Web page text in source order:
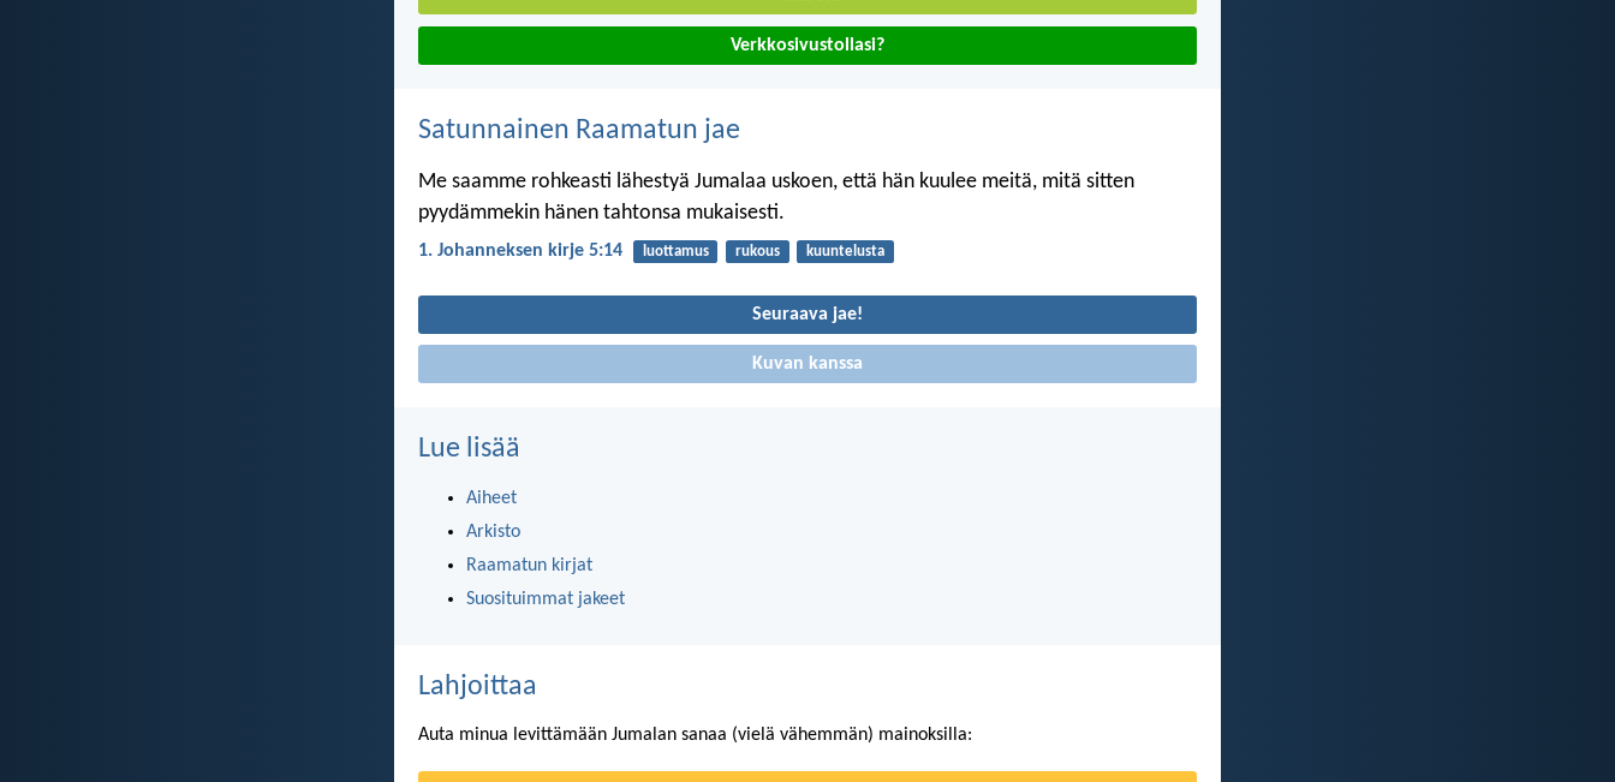
Verkkosivustollasi?
Satunnainen Raamatun jae
Me saamme rohkeasti lähestyä Jumalaa uskoen, että hän kuulee meitä, mitä sitten
pyydämmekin hänen tahtonsa mukaisesti.
1. Johanneksen kirje 5:14 luottamus rukous kuuntelusta
Seuraava jae!
Kuvan kanssa
Lue lisää
Aiheet
Arkisto
Raamatun kirjat
Suosituimmat jakeet
Lahjoittaa
Auta minua levittämään Jumalan sanaa (vielä vähemmän) mainoksilla: